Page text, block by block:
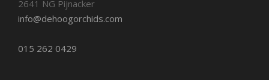
2641 NG Pijnacker
info@dehoogorchids.com
015 262 0429